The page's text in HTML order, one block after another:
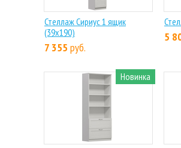
Стеллаж Сириус 1 ящик
(39х190)
7 355 руб.
5
Новинка